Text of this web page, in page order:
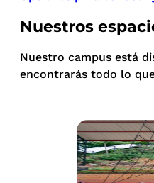
Nuestros
Nuestro campus está
encontrarás todo lo